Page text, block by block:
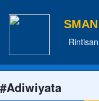
#Adiwiyata